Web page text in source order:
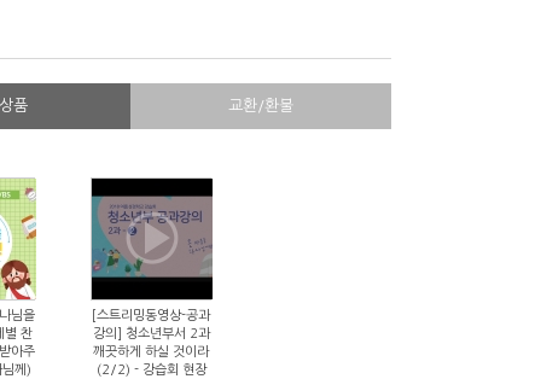
품 교환/환불
님을
별 찬
아주
께)
[스트리밍동영상-공과
강의] 청소년부서 2과
깨끗하게 하실 것이라
(2/2) - 강습회 현장